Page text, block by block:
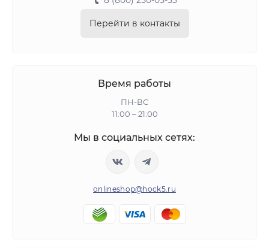
Перейти в контакты
Время работы
ПН-ВС
11:00 – 21:00
Мы в социальных сетях:
onlineshop@hock5.ru